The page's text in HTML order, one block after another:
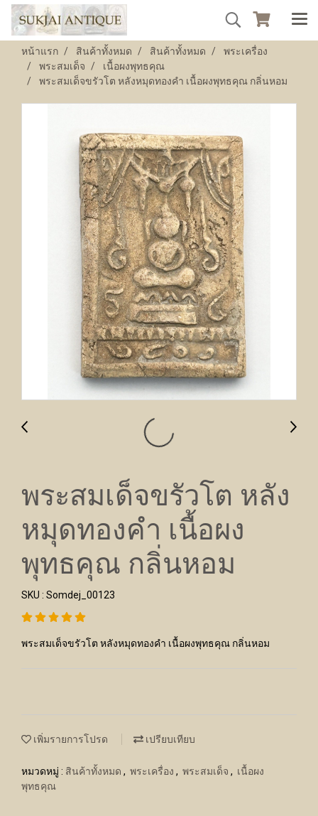
หน้าแรก สินค้าทั้งหมด สินค้าทั้งหมด
พระเครื่อง
พระสมเด็จ
เนื้อผงพุทธคุณ
พระสมเด็จขรัวโต หลังหมุดทองคำ เนื้อผงพุทธคุณ กลิ่นหอม
พระสมเด็จขรัวโต หลัง
หมุดทองคำ เนื้อผง
พุทธคุณ กลิ่นหอม
SKU : Somdej_00123
พระสมเด็จขรัวโต หลังหมุดทองคำ เนื้อผงพุทธคุณ กลิ่นหอม
เพิ่มรายการโปรด เปรียบเทียบ
หมวดหมู่ : สินค้าทั้งหมด , พระเครื่อง , พระสมเด็จ , เนื้อผง
พุทธคุณ